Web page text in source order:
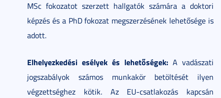
MSc fokozatot szerzett hallgatók számára a doktori
képzés és a PhD fokozat megszerzésének lehetősége is
adott.
Elhelyezkedési esélyek és lehetőségek: A vadászati
jogszabályok számos munkakör betöltését ilyen
végzettséghez kötik. Az EU-csatlakozás kapcsán